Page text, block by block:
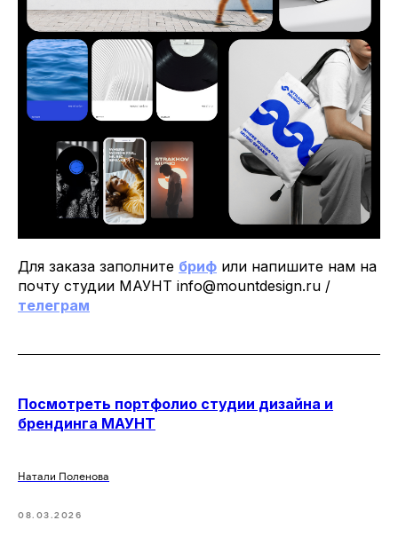
Для заказа заполните бриф или напишите нам на
почту студии МАУНТ info@mountdesign.ru /
телеграм
Посмотреть портфолио студии дизайна и
брендинга МАУНТ
Натали Поленова
08.03.2026